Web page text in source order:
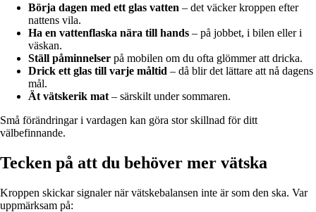
Börja dagen med ett glas vatten – det väcker kroppen efter
nattens vila.
Ha en vattenflaska nära till hands – på jobbet, i bilen eller i
väskan.
Ställ påminnelser på mobilen om du ofta glömmer att dricka.
Drick ett glas till varje måltid – då blir det lättare att nå dagens
mål.
Ät vätskerik mat – särskilt under sommaren.
Små förändringar i vardagen kan göra stor skillnad för ditt
välbefinnande.
Tecken på att du behöver mer vätska
Kroppen skickar signaler när vätskebalansen inte är som den ska. Var
uppmärksam på: